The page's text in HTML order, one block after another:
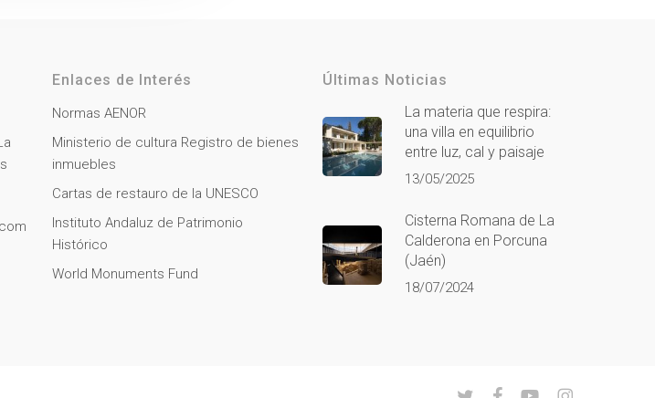
Enlaces de Interés
Normas AENOR
Ministerio de cultura Registro de bienes
inmuebles
Cartas de restauro de la UNESCO
Instituto Andaluz de Patrimonio
Histórico
World Monuments Fund
Últimas Noticias
La materia que respira:
una villa en equilibrio
entre luz, cal y paisaje
13/05/2025
Cisterna Romana de La
Calderona en Porcuna
(Jaén)
18/07/2024
twitter facebookyoutubeinstagram